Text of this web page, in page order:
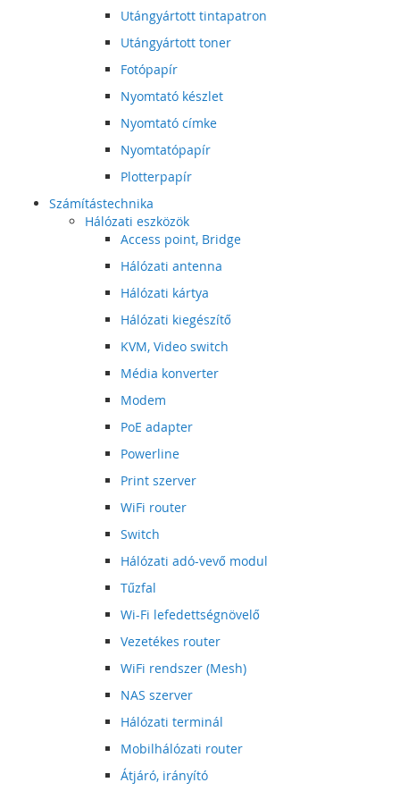
Utángyártott tintapatron
Utángyártott toner
Fotópapír
Nyomtató készlet
Nyomtató címke
Nyomtatópapír
Plotterpapír
Számítástechnika
Hálózati eszközök
Access point, Bridge
Hálózati antenna
Hálózati kártya
Hálózati kiegészítő
KVM, Video switch
Média konverter
Modem
PoE adapter
Powerline
Print szerver
WiFi router
Switch
Hálózati adó-vevő modul
Tűzfal
Wi-Fi lefedettségnövelő
Vezetékes router
WiFi rendszer (Mesh)
NAS szerver
Hálózati terminál
Mobilhálózati router
Átjáró, irányító